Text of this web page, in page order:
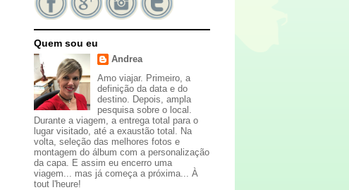
Quem sou eu
Andrea
Amo viajar. Primeiro, a
definição da data e do
destino. Depois, ampla
pesquisa sobre o local.
Durante a viagem, a entrega total para o
lugar visitado, até a exaustão total. Na
volta, seleção das melhores fotos e
montagem do álbum com a personalização
da capa. E assim eu encerro uma
viagem... mas já começa a próxima... À
tout l'heure!